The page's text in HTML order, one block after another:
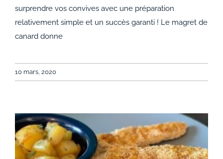
surprendre vos convives avec une préparation
relativement simple et un succès garanti ! Le magret de
canard donne
10 mars, 2020